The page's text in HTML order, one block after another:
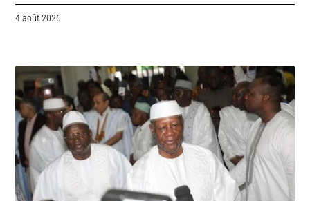
4 août 2026